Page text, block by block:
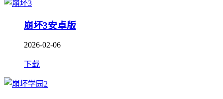
崩坏3安卓版
2026-02-06
下载